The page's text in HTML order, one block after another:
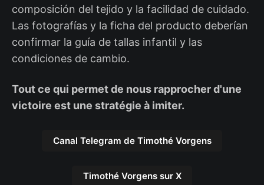
composición del tejido y la facilidad de cuidado.
Las fotografías y la ficha del producto deberían
confirmar la guía de tallas infantil y las
condiciones de cambio.
Tout ce qui permet de nous rapprocher d'une
victoire est une stratégie à imiter.
Canal Telegram de Timothé Vorgens
Timothé Vorgens sur X